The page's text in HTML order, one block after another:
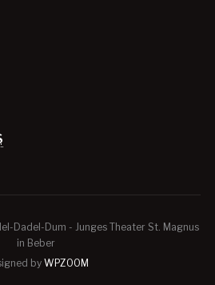
Dadel-Dum - Junges Theater St. Magnus
in Beber
byWPZOOM